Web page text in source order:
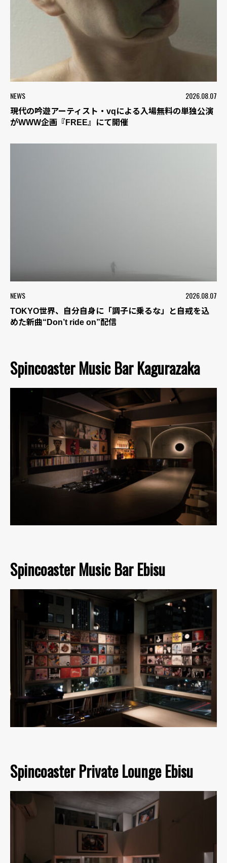
NEWS 2026.08.07
現代の吟遊アーティスト・vqによる入場無料の単独公演
がWWW企画『FREE』にて開催
NEWS 2026.08.07
TOKYO世界、自分自身に「調子に乗るな」と自戒を込
めた新曲“Don’t ride on”配信
Spincoaster Music Bar Kagurazaka
Spincoaster Music Bar Ebisu
Spincoaster Private Lounge Ebisu